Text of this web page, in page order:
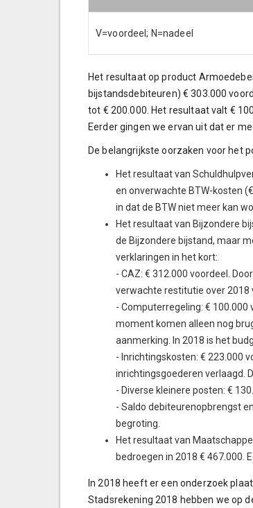
V=voordeel; N=nadeel
Het resultaat op product
bijstandsdebiteuren) € 303.000
tot € 200.000. Het resultaat valt €
Eerder gingen we ervan uit dat er
De belangrijkste oorzaken voor het
Het resultaat van
en onverwachte BTW-kosten
in dat de BTW niet meer kan
Het resultaat van Bijzondere
de Bijzondere bijstand, maar
verklaringen in het kort:
- CAZ: € 312.000 voordeel.
verwachte restitutie over 2018
- Computerregeling: €
moment komen alleen nog
aanmerking. In 2018 is het
- Inrichtingskosten: € 223.000
inrichtingsgoederen verlaagd.
- Diverse kleinere posten: €
- Saldo debiteurenopbrengst
begroting.
Het resultaat van
bedroegen in 2018 € 467.000.
In 2018 heeft er een onderzoek
Stadsrekening 2018 hebben we op